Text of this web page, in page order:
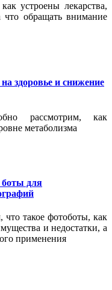
устроены лекарства,
что обращать внимание
здоровье и снижение
рассмотрим, как
метаболизма
боты для
такое фотоботы, как
и недостатки, а
применения